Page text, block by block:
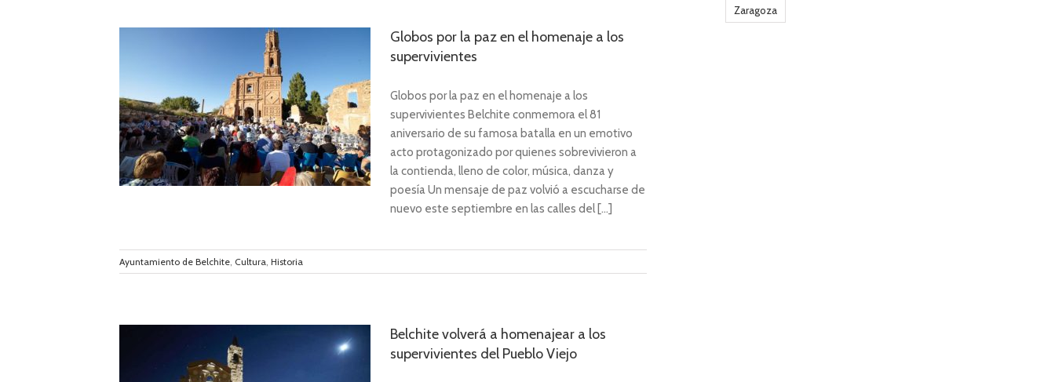
Globos por la paz en el homenaje a los
supervivientes
Globos por la paz en el homenaje a los
supervivientes Belchite conmemora el 81
aniversario de su famosa batalla en un emotivo
acto protagonizado por quienes sobrevivieron a
la contienda, lleno de color, música, danza y
poesía Un mensaje de paz volvió a escucharse de
nuevo este septiembre en las calles del [...]
Ayuntamiento de Belchite, Cultura, Historia
Belchite volverá a homenajear a los
supervivientes del Pueblo Viejo
Zaragoza